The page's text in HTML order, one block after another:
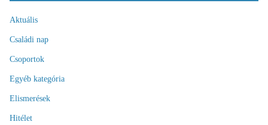
Aktuális
Családi nap
Csoportok
Egyéb kategória
Elismerések
Hitélet